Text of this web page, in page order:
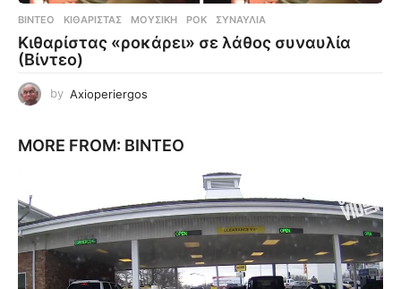
ΒΊΝΤΕΟ ΚΙΘΑΡΊΣΤΑΣ ,ΜΟΥΣΙΚΉ ,ΡΟΚ ,ΣΥΝΑΥΛΊΑ
Κιθαρίστας «ροκάρει» σε λάθος συναυλία
(Βίντεο)
by Axioperiergos
MORE FROM: ΒΊΝΤΕΟ